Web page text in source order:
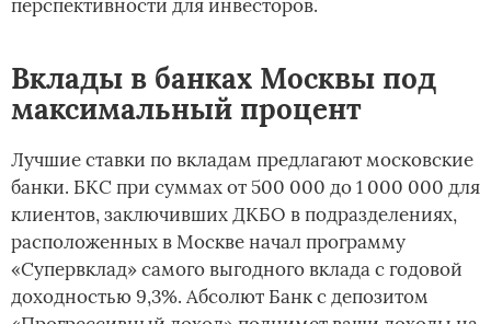
перспективности для инвесторов.
Вклады в банках Москвы под
максимальный процент
Лучшие ставки по вкладам предлагают московские
банки. БКС при суммах от 500 000 до 1 000 000 для
клиентов, заключивших ДКБО в подразделениях,
расположенных в Москве начал программу
«Супервклад» самого выгодного вклада с годовой
доходностью 9,3%. Абсолют Банк с депозитом